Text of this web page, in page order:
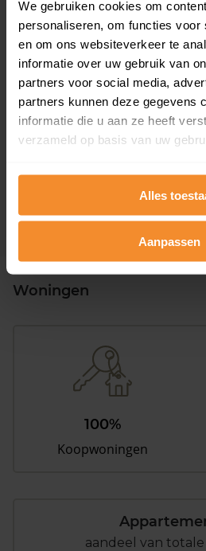
We gebruiken cookies om
personaliseren, om functies voor
en om ons websiteverkeer te
informatie over uw gebruik van
partners voor social media,
partners kunnen deze gegevens
informatie die u aan ze heeft
verzameld op basis van uw
Alles
Aanpassen
154 m2 255
Verkoopdatum
26 juni 2026
Van Dorenborchstraat 175
Woonoppervlak
Woningen
100%
Koopwoningen
aandeel van